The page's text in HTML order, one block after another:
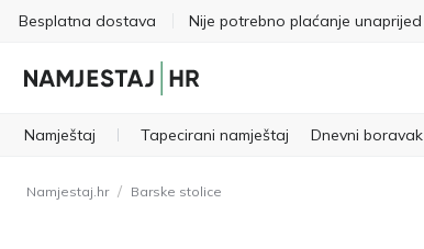
Besplatna dostava Nije potrebno plaćanje unaprijed
Namještaj Tapecirani namještaj Dnevni boravak
Namjestaj.hr / Barske stolice